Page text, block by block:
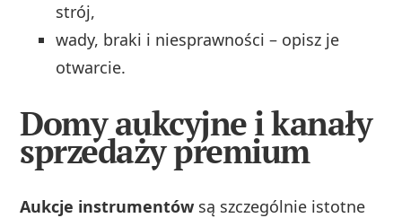
strój,
wady, braki i niesprawności – opisz je
otwarcie.
Domy aukcyjne i kanały
sprzedaży premium
Aukcje instrumentów są szczególnie istotne